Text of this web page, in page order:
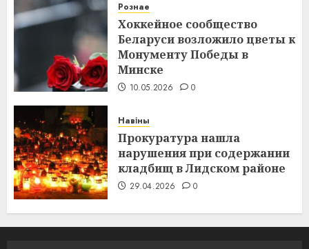
Рознае
Хоккейное сообщество
Беларуси возложило цветы к
Монументу Победы в
Минске
10.05.2026 0
Навіны
Прокуратура нашла
нарушения при содержании
кладбищ в Лидском районе
29.04.2026 0